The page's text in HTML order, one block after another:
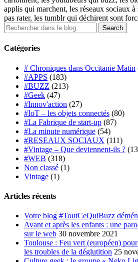
applis qui marchent, les réseaux sociaux
pas rater, les tumblr qui déchirent sont
Catégories
# Chroniques dans Occitanie Matin
#APPS (183)
#BUZZ (213)
#Geek (47)
#Innov'action (27)
#IoT – les objets connectés (80)
#La Fabrique de start-up (87)
#La minute numérique (54)
#RESEAUX SOCIAUX (111)
#Vintage – Que deviennent-ils ?
#WEB (318)
Non classé (1)
Vintage (1)
Articles récents
Votre blog #ToutCeQuiBuzz
Avant et après les enfants : une
sur le web 30 novembre 2021
Toulouse : Feu vert (européen)
les troubles de la déglutition 25